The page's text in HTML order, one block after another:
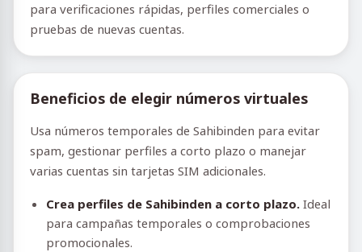
para verificaciones rápidas, perfiles comerciales o
pruebas de nuevas cuentas.
Beneficios de elegir números virtuales
Usa números temporales de Sahibinden para evitar
spam, gestionar perfiles a corto plazo o manejar
varias cuentas sin tarjetas SIM adicionales.
Crea perfiles de Sahibinden a corto plazo. Ideal
para campañas temporales o comprobaciones
promocionales.